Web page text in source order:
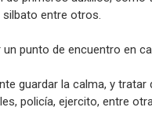
silbato entre otros.
punto de encuentro en
guardar la calma, y
policía, ejercito, entre